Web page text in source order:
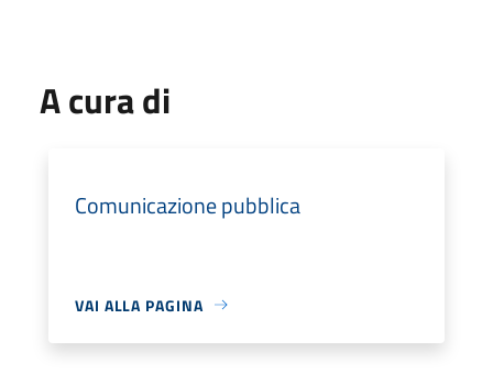
A cura di
Comunicazione pubblica
VAI ALLA PAGINA